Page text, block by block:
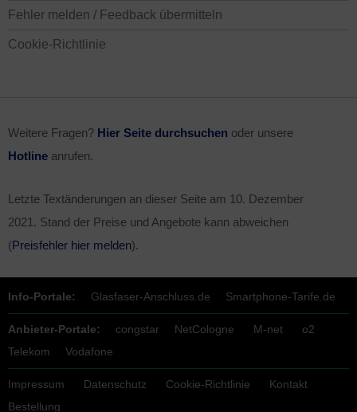
Fehler melden / Feedback übermitteln
Cookie-Richtlinie
Weitere Fragen? Hier Seite durchsuchen oder unsere
Hotline anrufen.
Letzte Textänderungen an dieser Seite am 10. Dezember
2021 . Stand der Preise und Angebote kann abweichen
(Preisfehler hier melden).
Info-Portale: Glasfaser-Anschluss.de Smartphone-Tarife.de
Anbieter-Portale: congstar NetCologne M-net
o2
Telekom
Vodafone
Impressum Datenschutz Cookie-Richtlinie
Kontakt
Bestellung